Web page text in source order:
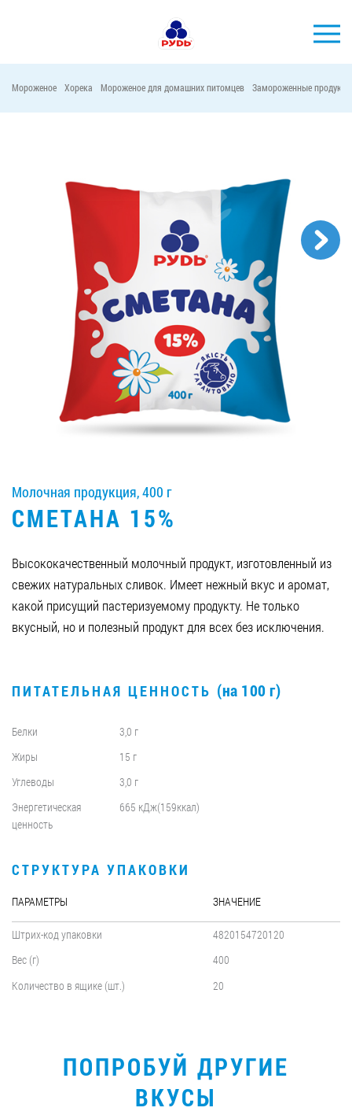
ПОТРЕБИТЕЛЯМ
АКЦИИ
ПРЕСС-ЦЕНТР
ХОРЕКА
Тендерные закупки
Контакты
Вакансии
ЗАКАЗАТЬ ПРОДУКЦИЮ «РУДЬ»:
СТАТЬ ПАРТНЕРОМ
0412 42 29 23
Мороженое Хорека Мороженое для домашних питомцев Замороженные продукты
Молочная продукция, 400 г
СМЕТАНА 15%
Высококачественный молочный продукт, изготовленный из
свежих натуральных сливок. Имеет нежный вкус и аромат,
какой присущий пастеризуемому продукту. Не только
вкусный, но и полезный продукт для всех без исключения.
ПИТАТЕЛЬНАЯ ЦЕННОСТЬ (на 100 г)
Белки
3,0 г
Жиры
15 г
Углеводы
3,0 г
Энергетическая
ценность
665 кДж(159ккал)
СТРУКТУРА УПАКОВКИ
ПАРАМЕТРЫ ЗНАЧЕНИЕ
Штрих-код упаковки
4820154720120
Вес (г)
400
Количество в ящике (шт.)
20
ПОПРОБУЙ ДРУГИЕ
ВКУСЫ